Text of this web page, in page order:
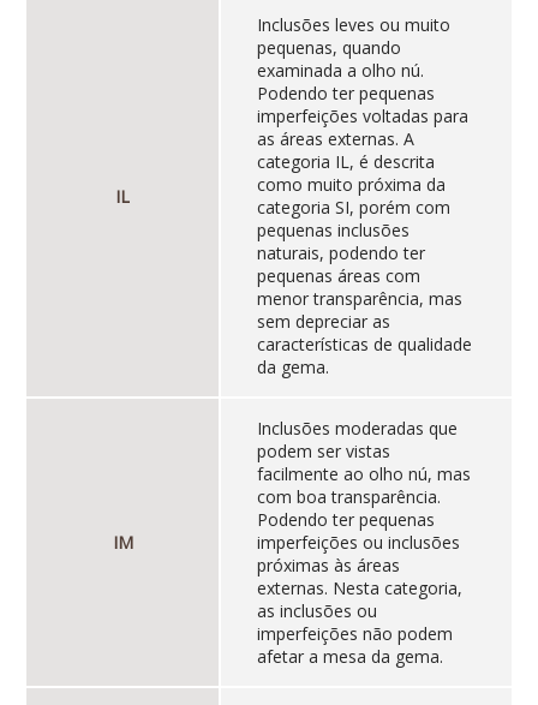
IL
Inclusões leves ou muito
pequenas, quando
examinada a olho nú.
Podendo ter pequenas
imperfeições voltadas para
as áreas externas. A
categoria IL, é descrita
como muito próxima da
categoria SI, porém com
pequenas inclusões
naturais, podendo ter
pequenas áreas com
menor transparência, mas
sem depreciar as
características de qualidade
da gema.
IM
Inclusões moderadas que
podem ser vistas
facilmente ao olho nú, mas
com boa transparência.
Podendo ter pequenas
imperfeições ou inclusões
próximas às áreas
externas. Nesta categoria,
as inclusões ou
imperfeições não podem
afetar a mesa da gema.